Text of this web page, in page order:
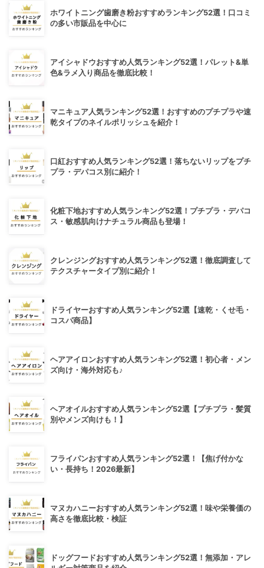
ホワイトニング歯磨き粉おすすめランキング52選！口コミ
の多い市販品を中心に
アイシャドウおすすめ人気ランキング52選！パレット&単
色&ラメ入り商品を徹底比較！
マニキュア人気ランキング52選！おすすめのプチプラや速
乾タイプのネイルポリッシュを紹介！
口紅おすすめ人気ランキング52選！落ちないリップをプチ
プラ・デパコス別に紹介！
化粧下地おすすめ人気ランキング52選！プチプラ・デパコ
ス・敏感肌向けナチュラル商品も登場！
クレンジングおすすめ人気ランキング52選！徹底調査して
テクスチャータイプ別に紹介！
ドライヤーおすすめ人気ランキング52選【速乾・くせ毛・
コスパ商品】
ヘアアイロンおすすめ人気ランキング52選！初心者・メン
ズ向け・海外対応も♪
ヘアオイルおすすめ人気ランキング52選【プチプラ・髪質
別やメンズ向けも！】
フライパンおすすめ人気ランキング52選！【焦げ付かな
い・長持ち！2026最新】
マヌカハニーおすすめ人気ランキング52選！味や栄養価の
高さを徹底比較・検証
ドッグフードおすすめ人気ランキング52選！無添加・アレ